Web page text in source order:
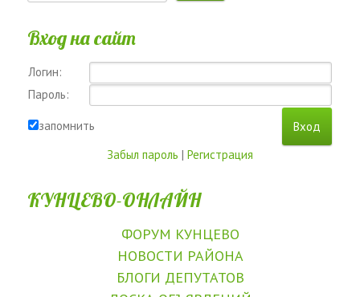
Вход на сайт
Логин:
Пароль:
запомнить
Забыл пароль | Регистрация
КУНЦЕВО-ОНЛАЙН
ФОРУМ КУНЦЕВО
НОВОСТИ РАЙОНА
БЛОГИ ДЕПУТАТОВ